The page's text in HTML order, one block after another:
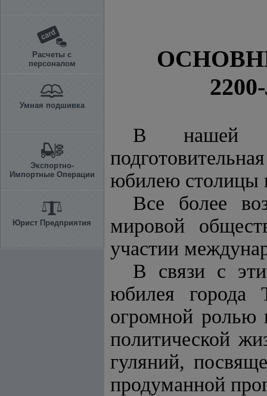
Расчеты с
персоналом
Умная подшивка
Экспортно-
Импортные Операции
Юрист Предприятия
В нашей
юбилею столицы
Все более
мировой
участии
В связи с
юбилея города
огромной ролью
политической
гуляний,
продуманной